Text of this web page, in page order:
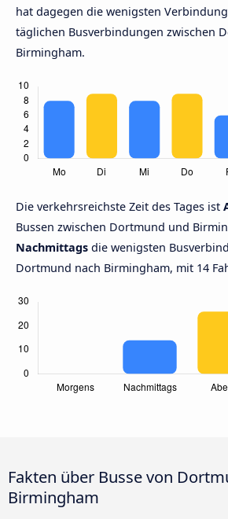
hat dagegen die wenigsten
täglichen Busverbindungen zwischen
Birmingham.
Die verkehrsreichste Zeit des Tages ist
Bussen zwischen Dortmund und
Nachmittags die wenigsten
Dortmund nach Birmingham, mit 14
Fakten über Busse von
Birmingham